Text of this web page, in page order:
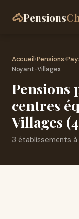
🐴Pensions
Accueil›Pensions›
Noyant-Villages
Pensions
centres
Villages
3 établissements